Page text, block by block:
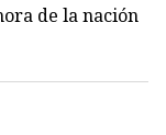
de la nación